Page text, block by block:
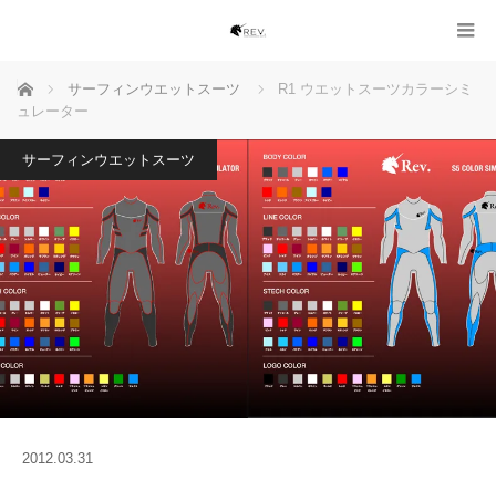
ホーム サーフィンウエットスーツ
R1 ウエットスーツカラーシミ
ュレーター
サーフィンウエットスーツ
2012.03.31